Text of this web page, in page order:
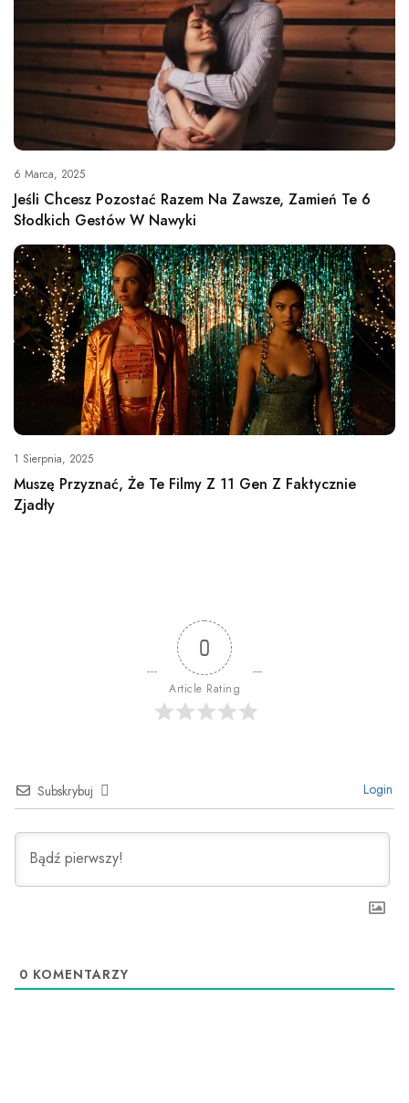
6 Marca, 2025
Jeśli Chcesz Pozostać Razem Na Zawsze, Zamień Te 6
Słodkich Gestów W Nawyki
1 Sierpnia, 2025
Muszę Przyznać, Że Te Filmy Z 11 Gen Z Faktycznie
Zjadły
0
Article Rating
Subskrybuj Login
0 KOMENTARZY